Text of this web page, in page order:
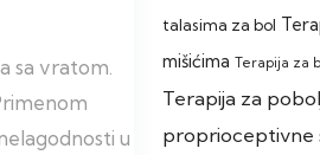
sa vratom.
u
talasima za bol
mišićima Terapija za
Terapija za
proprioceptivne